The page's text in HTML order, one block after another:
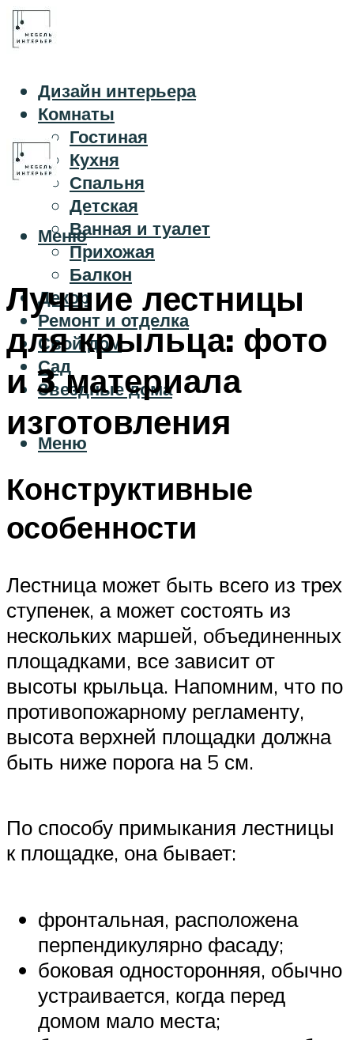
Дизайн интерьера
Комнаты
Гостиная
Кухня
Спальня
Детская
Ванная и туалет
Прихожая
Балкон
Декор
Ремонт и отделка
Свой дом
Сад
Звездные дома
Меню
Меню
Лучшие лестницы
для крыльца: фото
и 3 материала
изготовления
Конструктивные
особенности
Лестница может быть всего из трех
ступенек, а может состоять из
нескольких маршей, объединенных
площадками, все зависит от
высоты крыльца. Напомним, что по
противопожарному регламенту,
высота верхней площадки должна
быть ниже порога на 5 см.
По способу примыкания лестницы
к площадке, она бывает:
фронтальная, расположена
перпендикулярно фасаду;
боковая односторонняя, обычно
устраивается, когда перед
домом мало места;